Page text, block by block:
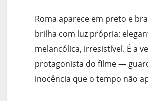
Roma aparece em preto e
brilha com luz própria:
melancólica, irresistível. É a
protagonista do filme —
inocência que o tempo não